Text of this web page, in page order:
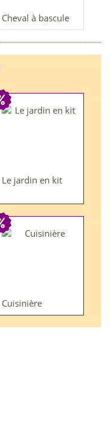
Cheval à bascule
Le jardin en kit
Cuisinière